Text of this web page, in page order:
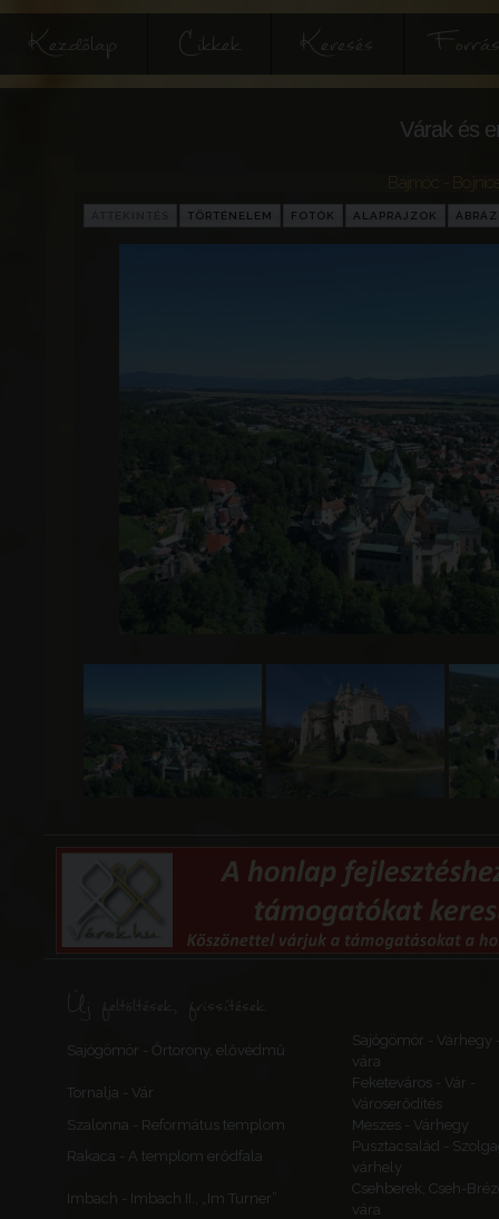
Kezdőlap Cikkek Keresés
Várak és
Bajmóc -
TÖRTÉNELEM FOTÓK ALAPRAJZOK
Új feltöltések, frissítések
Sajógömör - Őrtorony, elővédmű
Sajógömör - Várhegy
vára
Tornalja - Vár
Feketeváros - Vár -
Városerődítés
Szalonna - Református templom
Meszes - Várhegy
Rakaca - A templom erődfala
Pusztacsalád -
várhely
Imbach - Imbach II., „Im Turner”
Csehberek, Cseh-
vára